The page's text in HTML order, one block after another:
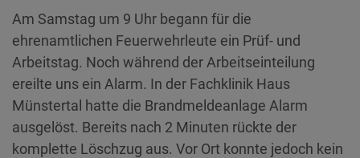
Am Samstag um 9 Uhr begann für die
ehrenamtlichen Feuerwehrleute ein Prüf- und
Arbeitstag. Noch während der Arbeitseinteilung
ereilte uns ein Alarm. In der Fachklinik Haus
Münstertal hatte die Brandmeldeanlage Alarm
ausgelöst. Bereits nach 2 Minuten rückte der
komplette Löschzug aus. Vor Ort konnte jedoch kein